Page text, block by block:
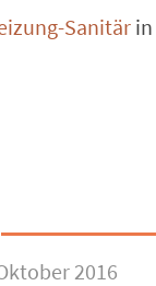
Sanitär in
2016